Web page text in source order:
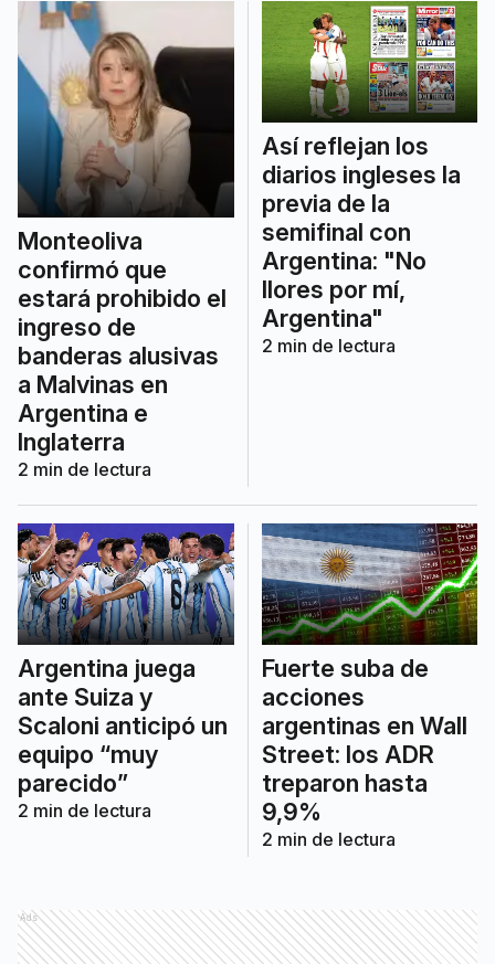
Monteoliva
confirmó que
estará prohibido el
ingreso de
banderas alusivas
a Malvinas en
Argentina e
Inglaterra
2 min de lectura
Así reflejan los
diarios ingleses la
previa de la
semifinal con
Argentina: "No
llores por mí,
Argentina"
2 min de lectura
Argentina juega
ante Suiza y
Scaloni anticipó un
equipo “muy
parecido”
2 min de lectura
Fuerte suba de
acciones
argentinas en Wall
Street: los ADR
treparon hasta
9,9%
2 min de lectura
Ads